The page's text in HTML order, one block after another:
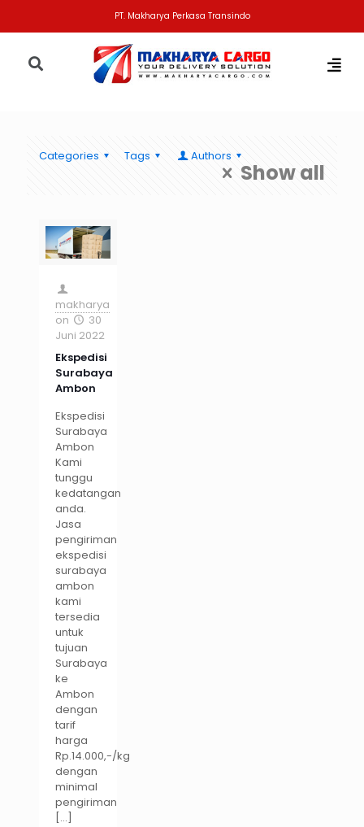
PT. Makharya Perkasa Transindo
Categories Tags Authors
Show all
makharya
on
30
Juni 2022
Ekspedisi
Surabaya
Ambon
Ekspedisi
Surabaya
Ambon
Kami
tunggu
kedatangan
anda.
Jasa
pengiriman
ekspedisi
surabaya
ambon
kami
tersedia
untuk
tujuan
Surabaya
ke
Ambon
dengan
tarif
harga
Rp.14.000,-/kg
dengan
minimal
pengiriman
[…]